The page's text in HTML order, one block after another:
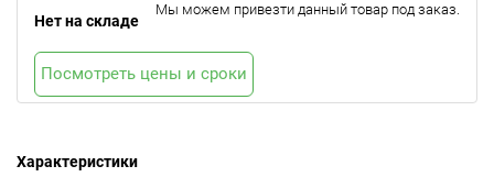
Характеристики
Нет на складе
Мы можем привезти данный товар под заказ.
Посмотреть цены и сроки